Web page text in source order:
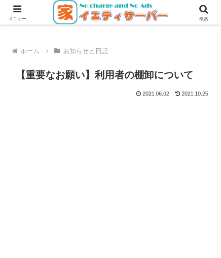
無料・無広告で使えるレンタルサーバー
ホーム お知らせと日記
【重要なお願い】利用者の棚卸について
2021.06.02 2021.10.25
メニュー 検索